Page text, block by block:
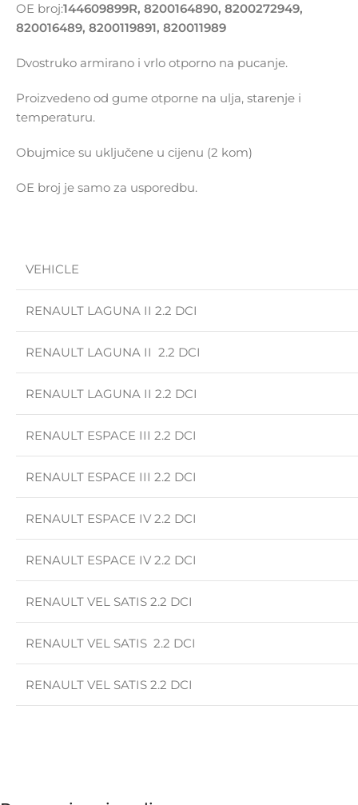
OE broj:144609899R, 8200164890, 8200272949,
820016489, 8200119891, 820011989
Dvostruko armirano i vrlo otporno na pucanje.
Proizvedeno od gume otporne na ulja, starenje i
temperaturu.
Obujmice su uključene u cijenu (2 kom)
OE broj je samo za usporedbu.
VEHICLE
RENAULT LAGUNA II 2.2 DCI
RENAULT LAGUNA II 2.2 DCI
RENAULT LAGUNA II 2.2 DCI
RENAULT ESPACE III 2.2 DCI
RENAULT ESPACE III 2.2 DCI
RENAULT ESPACE IV 2.2 DCI
RENAULT ESPACE IV 2.2 DCI
RENAULT VEL SATIS 2.2 DCI
RENAULT VEL SATIS 2.2 DCI
RENAULT VEL SATIS 2.2 DCI